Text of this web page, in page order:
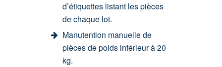
d’étiquettes listant les pièces
de chaque lot.
Manutention manuelle de
pièces de poids inférieur à 20
kg.